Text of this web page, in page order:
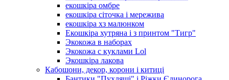
екошкіра омбре
екошкіра сіточка і мережива
екошкіра хз малюнком
Екошкіра хутряна і з принтом "Тигр"
Экокожа в наборах
Экокожа с куклами Lol
Экошкiра лакова
Кабошони, декор, корони і китиці